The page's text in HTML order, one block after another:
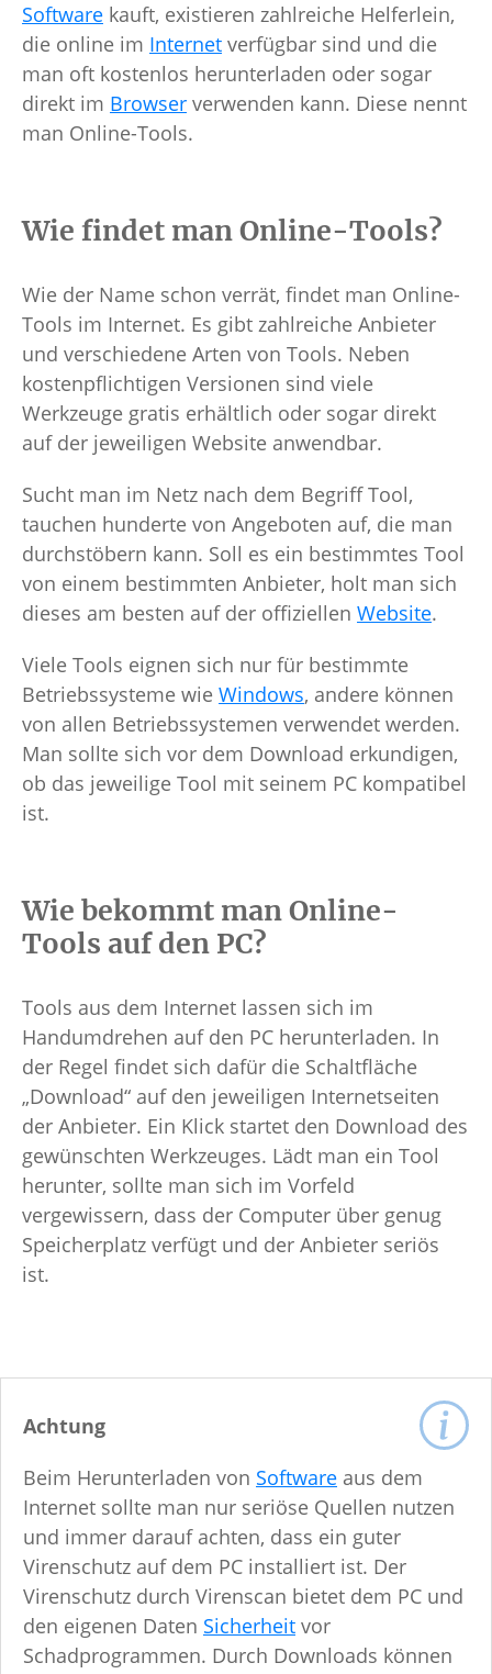
Software kauft, existieren zahlreiche Helferlein,
die online im Internet verfügbar sind und die
man oft kostenlos herunterladen oder sogar
direkt im Browser verwenden kann. Diese nennt
man Online-Tools.
Wie findet man Online-Tools?
Wie der Name schon verrät, findet man Online-
Tools im Internet. Es gibt zahlreiche Anbieter
und verschiedene Arten von Tools. Neben
kostenpflichtigen Versionen sind viele
Werkzeuge gratis erhältlich oder sogar direkt
auf der jeweiligen Website anwendbar.
Sucht man im Netz nach dem Begriff Tool,
tauchen hunderte von Angeboten auf, die man
durchstöbern kann. Soll es ein bestimmtes Tool
von einem bestimmten Anbieter, holt man sich
dieses am besten auf der offiziellen Website.
Viele Tools eignen sich nur für bestimmte
Betriebssysteme wie Windows, andere können
von allen Betriebssystemen verwendet werden.
Man sollte sich vor dem Download erkundigen,
ob das jeweilige Tool mit seinem PC kompatibel
ist.
Wie bekommt man Online-
Tools auf den PC?
Tools aus dem Internet lassen sich im
Handumdrehen auf den PC herunterladen. In
der Regel findet sich dafür die Schaltfläche
„Download“ auf den jeweiligen Internetseiten
der Anbieter. Ein Klick startet den Download des
gewünschten Werkzeuges. Lädt man ein Tool
herunter, sollte man sich im Vorfeld
vergewissern, dass der Computer über genug
Speicherplatz verfügt und der Anbieter seriös
ist.
Achtung
Beim Herunterladen von Software aus dem
Internet sollte man nur seriöse Quellen nutzen
und immer darauf achten, dass ein guter
Virenschutz auf dem PC installiert ist. Der
Virenschutz durch Virenscan bietet dem PC und
den eigenen Daten Sicherheit vor
Schadprogrammen. Durch Downloads können